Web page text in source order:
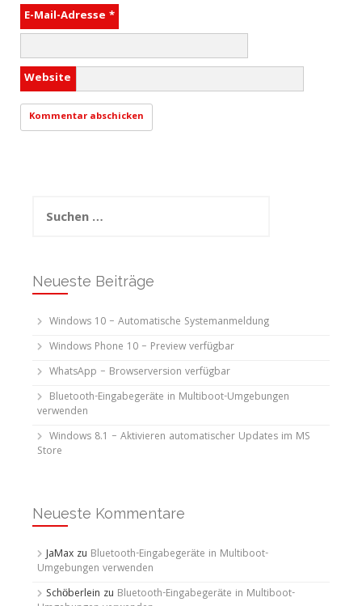
E-Mail-Adresse *
Website
nach:
Neueste Beiträge
Windows 10 – Automatische Systemanmeldung
Windows Phone 10 – Preview verfügbar
WhatsApp – Browserversion verfügbar
Bluetooth-Eingabegeräte in Multiboot-Umgebungen
verwenden
Windows 8.1 – Aktivieren automatischer Updates im MS
Store
Neueste Kommentare
JaMax zu Bluetooth-Eingabegeräte in Multiboot-
Umgebungen verwenden
Schöberlein zu Bluetooth-Eingabegeräte in Multiboot-